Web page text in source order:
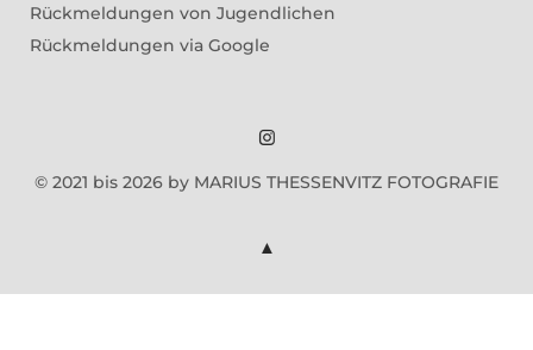
Rückmeldungen von Jugendlichen
Rückmeldungen via Google
Marius
Instagram
© 2021 bis 2026 by MARIUS THESSENVITZ FOTOGRAFIE